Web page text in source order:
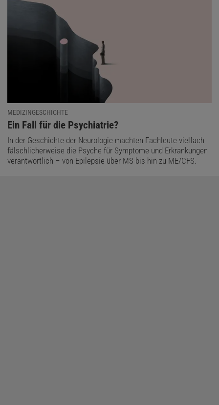
MEDIZINGESCHICHTE
:
Ein Fall für die Psychiatrie?
In der Geschichte der Neurologie machten Fachleute vielfach
fälschlicherweise die Psyche für Symptome und Erkrankungen
verantwortlich – von Epilepsie über MS bis hin zu ME/CFS.